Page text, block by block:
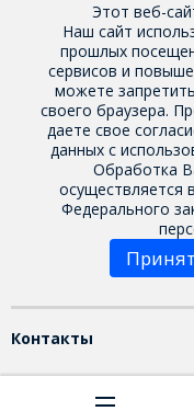
Этот веб-
Наш сайт
прошлых
сервисов и
можете
своего браузера.
даете свое
данных с
Обработка
осуществляется
Федерального
Контакты